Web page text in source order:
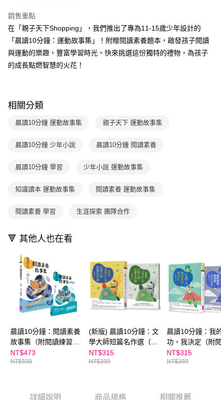
流程，驗證手機門號後，選擇欲分期的期數、繳款截止日，確認付款後即完
成交易。
3.實際核准額度、可分期數及費用金額請依後續交易確認頁面所載為準。
4.訂單成立30分鐘內，如未前往確認交易或遇審核未通過，訂單將自動取
消。如遇「轉專審核」未通過狀況，表示未達大哥付你分期系統評分，恕無
法說明評估內容。
帳／街口支付／iPASS MONEY」等通路繳費。
【注意事項】
用戶於交易時，得透過本服務購買商品或服務，並由商店將買賣／分期付款
資料（包含姓名、電話或地址）提供予台灣大哥大進項蒐集、處理及利用，
3.完整用戶服務條款，請詳閱以下連結：https://oppay.tw/userRule
相關說明
AFTEE先享後付是「在收到商品之後才付款」的支付方式。 讓您購物簡單
便利好安心！
１．簡單：不需註冊會員、不需綁卡、不需儲值。
２．便利：只要手機號碼，簡訊認證，即可結帳。
３．安心：先確認商品／服務後，再付款。
結帳頁面，進行簡訊認證並確認金額後，即可完成結帳。
２．訂單成立數日內，您將收到繳費通知簡訊。
３．收到繳費通知簡訊後14天內，點擊此簡訊中的連結，可透過四大超商／
購買商品的店家。未經商家同意取消之訂單仍視為有效，需透過AFTEE先享
※ 交易是否成功請以「AFTEE先享後付 」之結帳頁面顯示為準，若有關於
１．透過由恩沛科技股份有限公司提供之「AFTEE先享後付」服務完成之交
２．關於個人資料處理事宜，請瀏覽以下網址：
https://aftee.tw/terms/#terms3
３．未成年的使用者請事先徵得法定代理人或監護人之同意方可使用
「AFTEE先享後付」，若未經同意申辦者引起之損失，本公司不負相關責
任。
４．使用「AFTEE先享後付」時，將依據個別帳號之用戶狀況，依本公司即
時審查核予不同之上限額度；若仍有額度不足之情形，本公司將視審查結果
請求用戶進行身份認證。
５．嚴禁一人註冊多個帳號或使用他人資訊註冊。若發現惡意使用之情形，
恩沛科技股份有限公司將有權停止該用戶之使用額度並採取法律行動。
ATM付款
運送方式
付款後全家取貨
付款後7-11取貨
每筆NT$70，滿NT$800(含以上)免運費
離島宅配（澎湖、金門、馬祖、小琉球；不適用於郵局i郵箱）
銷售重點
在「親子天下Shopping」，我們推出了專為11-15歲少年設計的
「晨讀10分鐘：運動故事集」！附贈閱讀素養題本，啟發孩子閱讀
與運動的樂趣，豐富學習時光。快來挑選這份獨特的禮物，為孩子
的成長點燃智慧的火花！
相關分類
晨讀10分鐘 運動故事集 親子天下 運動故事集
晨讀10分鐘 少年小說 晨讀10分鐘 閱讀素養
晨讀10分鐘 學習 少年小說 運動故事集
知識讀本 運動故事集 閱讀素養 運動故事集
閱讀素養 學習 生涯探索 團隊合作
🔻 其他人也在看
晨讀10分鐘：閱讀素養
故事集（附閱讀練習
本）
NT$473
NT$599
(新版) 晨讀10分鐘：文
學大師短篇名作選（附
閱讀素養題本）
NT$315
NT$399
晨讀10分鐘：我
功，我決定（附
養題本）
NT$315
NT$399
詳細說明 商品規格 相關推薦